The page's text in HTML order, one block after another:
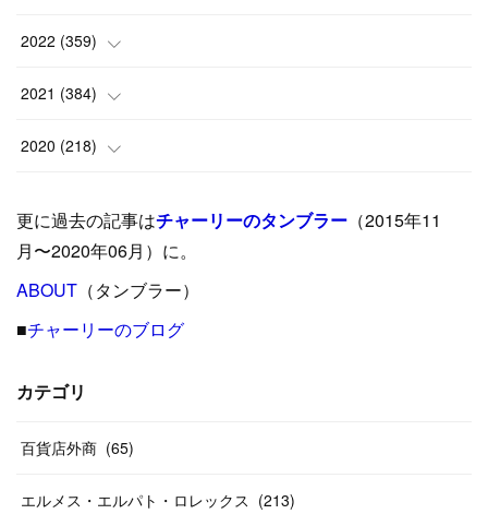
(6)
(9 )
( 5 )
( 15
(24)
(8 )
(17
(12)
(10)
(18)
(17)
)
(12)
19)
(13
(14)
(25)
(17)
(35)
(33 )
(26)
27)
(29
(24)
(26
2022 (359)
(42)
(37)
(31)
(31)
31
(26
(20)
(14
2021 (384)
(9)
(39)
( 23)
40
(55
(38)
(20
2020 (218)
(24)
( 42)
(33
(46)
(20
更に過去の記事はチャーリーのタンブラー （2015年11
月〜2020年06月）に。
ABOUT （タンブラー）
■チャーリーのブログ
カテゴリ
百貨店外商 (65)
エルメス・エルパト・ロレックス (213)